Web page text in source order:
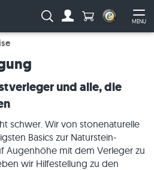
MENU
Suche: Anzahl
und alle, die
schwer. Wir von stonenaturelle
Basics zur Naturstein-
Augenhöhe mit dem Verleger zu
wir Hilfestellung zu den